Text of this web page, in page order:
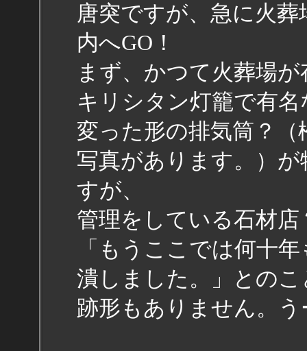
唐突ですが、急に火
内へGO！
まず、かつて火葬場
キリシタン灯籠で有
変った形の排気筒？
写真があります。）
すが、
管理をしている石材
「もうここでは何十
潰しました。」とのこ
跡形もありません。